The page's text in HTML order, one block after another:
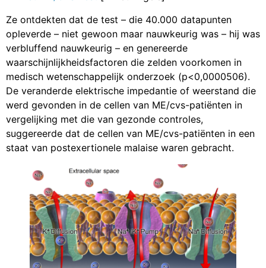
Ze ontdekten dat de test – die 40.000 datapunten
opleverde – niet gewoon maar nauwkeurig was – hij was
verbluffend nauwkeurig – en genereerde
waarschijnlijkheidsfactoren die zelden voorkomen in
medisch wetenschappelijk onderzoek (p<0,0000506).
De veranderde elektrische impedantie of weerstand die
werd gevonden in de cellen van ME/cvs-patiënten in
vergelijking met die van gezonde controles,
suggereerde dat de cellen van ME/cvs-patiënten in een
staat van postexertionele malaise waren gebracht.